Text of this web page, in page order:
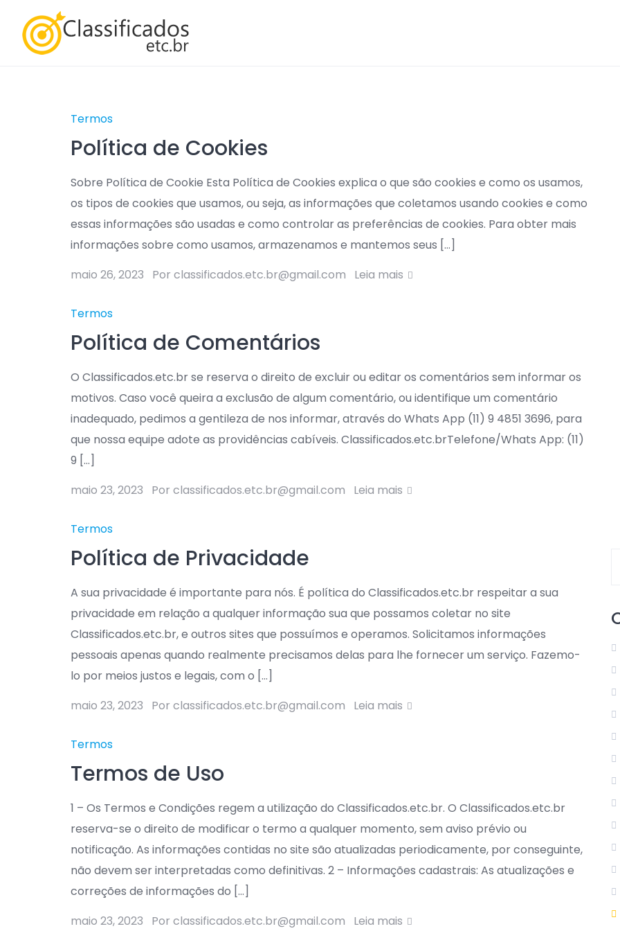
content
Termos
Política de Cookies
Sobre Política de Cookie Esta Política de Cookies explica o que são cookies e como os usamos,
os tipos de cookies que usamos, ou seja, as informações que coletamos usando cookies e como
essas informações são usadas e como controlar as preferências de cookies. Para obter mais
informações sobre como usamos, armazenamos e mantemos seus […]
maio 26, 2023
Por classificados.etc.br@gmail.com Leia mais
Termos
Política de Comentários
O Classificados.etc.br se reserva o direito de excluir ou editar os comentários sem informar os
motivos. Caso você queira a exclusão de algum comentário, ou identifique um comentário
inadequado, pedimos a gentileza de nos informar, através do Whats App (11) 9 4851 3696, para
que nossa equipe adote as providências cabíveis. Classificados.etc.brTelefone/Whats App: (11)
9 […]
maio 23, 2023
Por classificados.etc.br@gmail.com Leia mais
Termos
Política de Privacidade
A sua privacidade é importante para nós. É política do Classificados.etc.br respeitar a sua
privacidade em relação a qualquer informação sua que possamos coletar no site
Classificados.etc.br, e outros sites que possuímos e operamos. Solicitamos informações
pessoais apenas quando realmente precisamos delas para lhe fornecer um serviço. Fazemo-
lo por meios justos e legais, com o […]
maio 23, 2023
Por classificados.etc.br@gmail.com Leia mais
Termos
Termos de Uso
1 – Os Termos e Condições regem a utilização do Classificados.etc.br. O Classificados.etc.br
reserva-se o direito de modificar o termo a qualquer momento, sem aviso prévio ou
notificação. As informações contidas no site são atualizadas periodicamente, por conseguinte,
não devem ser interpretadas como definitivas. 2 – Informações cadastrais: As atualizações e
correções de informações do […]
maio 23, 2023
Por classificados.etc.br@gmail.com Leia mais